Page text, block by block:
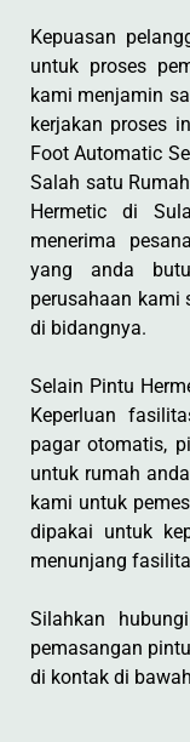
Kepuasan
untuk proses
kami menjamin
kerjakan proses
Foot Automatic
Salah satu
Hermetic di
menerima
yang anda
perusahaan kami
di bidangnya.
Selain Pintu
Keperluan
pagar otomatis,
untuk rumah
kami untuk
dipakai untuk
menunjang
Silahkan
pemasangan
di kontak di